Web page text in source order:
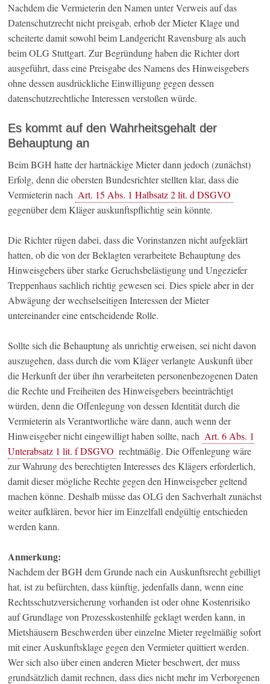
Nachdem die Vermieterin den Namen unter Verweis auf das
Datenschutzrecht nicht preisgab, erhob der Mieter Klage und
scheiterte damit sowohl beim Landgericht Ravensburg als auch
beim OLG Stuttgart. Zur Begründung haben die Richter dort
ausgeführt, dass eine Preisgabe des Namens des Hinweisgebers
ohne dessen ausdrückliche Einwilligung gegen dessen
datenschutzrechtliche Interessen verstoßen würde.
Es kommt auf den Wahrheitsgehalt der
Behauptung an
Beim BGH hatte der hartnäckige Mieter dann jedoch (zunächst)
Erfolg, denn die obersten Bundesrichter stellten klar, dass die
Vermieterin nach Art. 15 Abs. 1 Halbsatz 2 lit. d DSGVO
gegenüber dem Kläger auskunftspflichtig sein könnte.
Die Richter rügen dabei, dass die Vorinstanzen nicht aufgeklärt
hatten, ob die von der Beklagten verarbeitete Behauptung des
Hinweisgebers über starke Geruchsbelästigung und Ungeziefer
Treppenhaus sachlich richtig gewesen sei. Dies spiele aber in der
Abwägung der wechselseitigen Interessen der Mieter
untereinander eine entscheidende Rolle.
Sollte sich die Behauptung als unrichtig erweisen, sei nicht davon
auszugehen, dass durch die vom Kläger verlangte Auskunft über
die Herkunft der über ihn verarbeiteten personenbezogenen Daten
die Rechte und Freiheiten des Hinweisgebers beeinträchtigt
würden, denn die Offenlegung von dessen Identität durch die
Vermieterin als Verantwortliche wäre dann, auch wenn der
Hinweisgeber nicht eingewilligt haben sollte, nach Art. 6 Abs. 1
Unterabsatz 1 lit. f DSGVO rechtmäßig. Die Offenlegung wäre
zur Wahrung des berechtigten Interesses des Klägers erforderlich,
damit dieser mögliche Rechte gegen den Hinweisgeber geltend
machen könne. Deshalb müsse das OLG den Sachverhalt zunächst
weiter aufklären, bevor hier im Einzelfall endgültig entschieden
werden kann.
Anmerkung:
Nachdem der BGH dem Grunde nach ein Auskunftsrecht gebilligt
hat, ist zu befürchten, dass künftig, jedenfalls dann, wenn eine
Rechtsschutzversicherung vorhanden ist oder ohne Kostenrisiko
auf Grundlage von Prozesskostenhilfe geklagt werden kann, in
Mietshäusern Beschwerden über einzelne Mieter regelmäßig sofort
mit einer Auskunftsklage gegen den Vermieter quittiert werden.
Wer sich also über einen anderen Mieter beschwert, der muss
grundsätzlich damit rechnen, dass dies nicht mehr im Verborgenen